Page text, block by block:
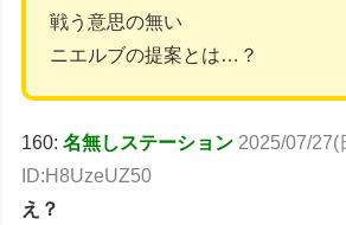
戦う意思の無い
ニエルブの提案とは…？
160:名無しステーション 2025/07/27(
ID:H8UzeUZ50
え？